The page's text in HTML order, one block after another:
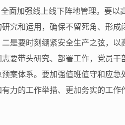
面加强线上线下阵地管理。要
究和运用，确保不留死角、形
二是要时刻绷紧安全生产之弦，
要带头研究、部署工作，党员
案体系。要加强值班值守和应
力的工作举措、更加务实的工